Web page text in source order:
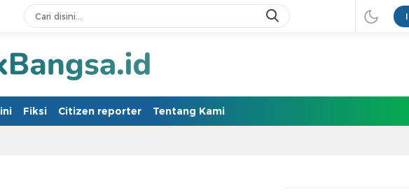
Fiksi Citizen reporter Tentang Kami